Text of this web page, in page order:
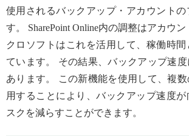
使用されるバックアップ・アカウントの
す。 SharePoint Online内の調整はアカウ
クロソフトはこれを活用して、稼働時
ています。 その結果、バックアップ速
あります。 この新機能を使用して、複
用することにより、バックアップ速度が
スクを減らすことができます。